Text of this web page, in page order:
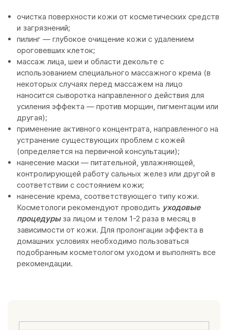
очистка поверхности кожи от косметических средств
и загрязнений;
пилинг — глубокое очищение кожи с удалением
ороговевших клеток;
массаж лица, шеи и области декольте с
использованием специального массажного крема (в
некоторых случаях перед массажем на лицо
наносится сыворотка направленного действия для
усиления эффекта — против морщин, пигментации или
другая);
применение активного концентрата, направленного на
устранение существующих проблем с кожей
(определяется на первичной консультации);
нанесение маски — питательной, увлажняющей,
контролирующей работу сальных желез или другой в
соответствии с состоянием кожи;
нанесение крема, соответствующего типу кожи.
Косметологи рекомендуют проводить уходовые
процедурыза лицом и телом 1-2 раза в месяц в
зависимости от кожи. Для пролонгации эффекта в
домашних условиях необходимо пользоваться
подобранным косметологом уходом и выполнять все
рекомендации.